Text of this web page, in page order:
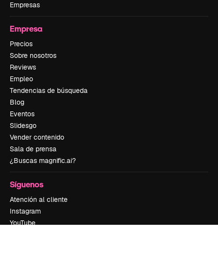
Empresas
Empresa
Precios
Sobre nosotros
Reviews
Empleo
Tendencias de búsqueda
Blog
Eventos
Slidesgo
Vender contenido
Sala de prensa
¿Buscas magnific.ai?
Síguenos
Atención al cliente
Instagram
YouTube